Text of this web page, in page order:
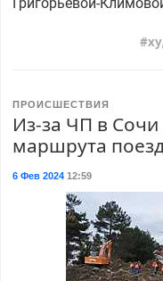
Григорьевой-
ПРОИСШЕСТВИЯ
Из-за ЧП в
маршрута
6 Фев 202412:59